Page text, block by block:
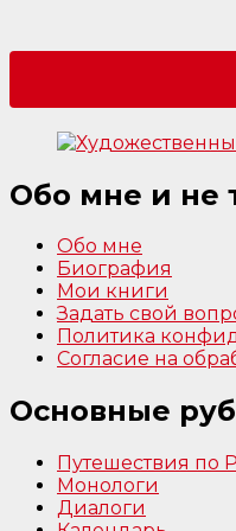
Обо мне и не
Обо мне
Биография
Мои книги
Задать свой
Политика
Согласие на
Основные
Путешествия по
Монологи
Диалоги